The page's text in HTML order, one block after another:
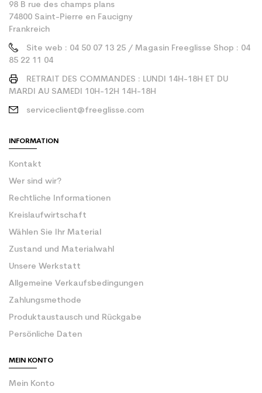
98 B rue des champs plans
74800 Saint-Pierre en Faucigny
Frankreich
Site web : 04 50 07 13 25 / Magasin Freeglisse Shop : 04
85 22 11 04
RETRAIT DES COMMANDES : LUNDI 14H-18H ET DU
MARDI AU SAMEDI 10H-12H 14H-18H
serviceclient@freeglisse.com
INFORMATION
Kontakt
Wer sind wir?
Rechtliche Informationen
Kreislaufwirtschaft
Wählen Sie Ihr Material
Zustand und Materialwahl
Unsere Werkstatt
Allgemeine Verkaufsbedingungen
Zahlungsmethode
Produktaustausch und Rückgabe
Persönliche Daten
MEIN KONTO
Mein Konto